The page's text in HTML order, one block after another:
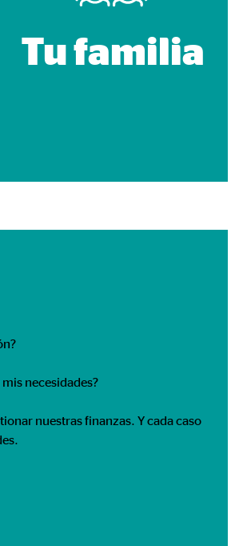
Tu familia
necesidades?
nuestras finanzas. Y cada caso